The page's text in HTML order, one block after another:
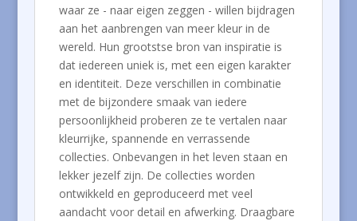
waar ze - naar eigen zeggen - willen bijdragen
aan het aanbrengen van meer kleur in de
wereld. Hun grootstse bron van inspiratie is
dat iedereen uniek is, met een eigen karakter
en identiteit. Deze verschillen in combinatie
met de bijzondere smaak van iedere
persoonlijkheid proberen ze te vertalen naar
kleurrijke, spannende en verrassende
collecties. Onbevangen in het leven staan en
lekker jezelf zijn. De collecties worden
ontwikkeld en geproduceerd met veel
aandacht voor detail en afwerking. Draagbare